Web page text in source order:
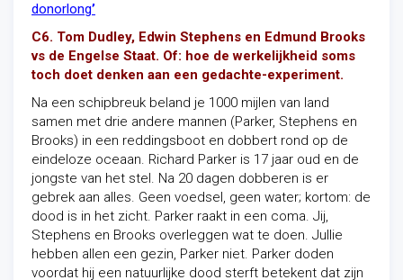
donorlong’
C6. Tom Dudley, Edwin Stephens en Edmund Brooks
vs de Engelse Staat. Of: hoe de werkelijkheid soms
toch doet denken aan een gedachte-experiment.
Na een schipbreuk beland je 1000 mijlen van land
samen met drie andere mannen (Parker, Stephens en
Brooks) in een reddingsboot en dobbert rond op de
eindeloze oceaan. Richard Parker is 17 jaar oud en de
jongste van het stel. Na 20 dagen dobberen is er
gebrek aan alles. Geen voedsel, geen water; kortom: de
dood is in het zicht. Parker raakt in een coma. Jij,
Stephens en Brooks overleggen wat te doen. Jullie
hebben allen een gezin, Parker niet. Parker doden
voordat hij een natuurlijke dood sterft betekent dat zijn